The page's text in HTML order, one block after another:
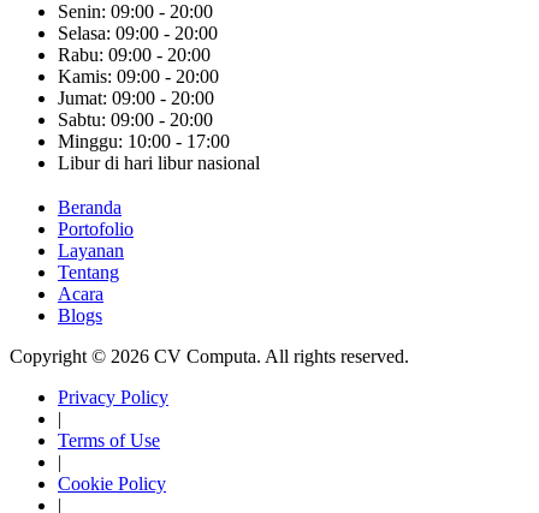
Senin: 09:00 - 20:00
Selasa: 09:00 - 20:00
Rabu: 09:00 - 20:00
Kamis: 09:00 - 20:00
Jumat: 09:00 - 20:00
Sabtu: 09:00 - 20:00
Minggu: 10:00 - 17:00
Libur di hari libur nasional
Beranda
Portofolio
Layanan
Tentang
Acara
Blogs
Copyright © 2026 CV Computa. All rights reserved.
Privacy Policy
|
Terms of Use
|
Cookie Policy
|